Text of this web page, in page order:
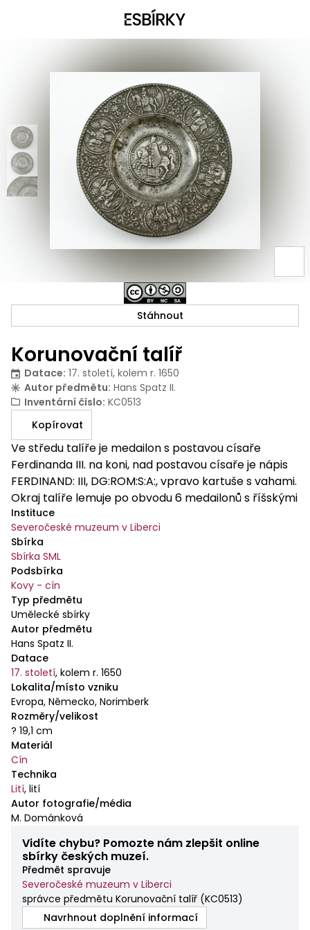
Korunovační talíř
Datace: 17. století, kolem r. 1650
Autor předmětu: Hans Spatz II.
Inventární číslo: KC0513
Kopírovat
Ve středu talíře je medailon s postavou císaře
Ferdinanda III. na koni, nad postavou císaře je nápis
FERDINAND: III, DG:ROM:S:A:, vpravo kartuše s vahami.
Okraj talíře lemuje po obvodu 6 medailonů s říšskými
kurfiřty na koních, plochu mezi medailony zdobí
groteskové maskarony lemované rolwerkem.
Instituce
Severočeské muzeum v Liberci
Sbírka
Sbírka SML
Podsbírka
Kovy - cín
Typ předmětu
Umělecké sbírky
Autor předmětu
Hans Spatz II.
Datace
17. století, kolem r. 1650
Lokalita/místo vzniku
Evropa, Německo, Norimberk
Rozměry/velikost
? 19,1 cm
Materiál
Cín
Technika
Lití, lití
Autor fotografie/média
M. Dománková
Vidíte chybu? Pomozte nám zlepšit online
sbírky českých muzeí.
Předmět spravuje
Severočeské muzeum v Liberci
správce předmětu Korunovační talíř (KC0513)
Navrhnout doplnění informací
Stáhnout